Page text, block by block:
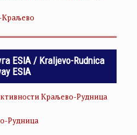
Краљево
ESIA / Kraljevo-Rudnica
ESIA
Краљево-Рудница
Рудница